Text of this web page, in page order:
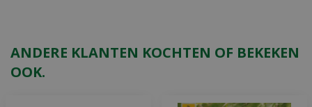
ANDERE KLANTEN KOCHTEN OF BEKEKEN
OOK.